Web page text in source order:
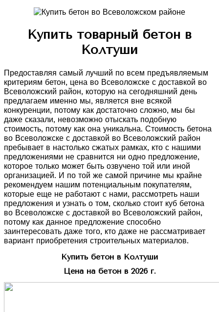
Купить товарный бетон в
Колтуши
Предоставляя самый лучший по всем предъявляемым
критериям бетон, цена во Всеволожске с доставкой во
Всеволожский район, которую на сегодняшний день
предлагаем именно мы, является вне всякой
конкуренции, потому как достаточно сложно, мы бы
даже сказали, невозможно отыскать подобную
стоимость, потому как она уникальна. Стоимость бетона
во Всеволожске с доставкой во Всеволожский район
пребывает в настолько сжатых рамках, кто с нашими
предложениями не сравнится ни одно предложение,
которое только может быть озвучено той или иной
организацией. И по той же самой причине мы крайне
рекомендуем нашим потенциальным покупателям,
которые еще не работают с нами, рассмотреть наши
предложения и узнать о том, сколько стоит куб бетона
во Всеволожске с доставкой во Всеволожский район,
потому как данное предложение способно
заинтересовать даже того, кто даже не рассматривает
вариант приобретения строительных материалов.
Купить бетон в Колтуши
Цена на бетон в 2026 г.